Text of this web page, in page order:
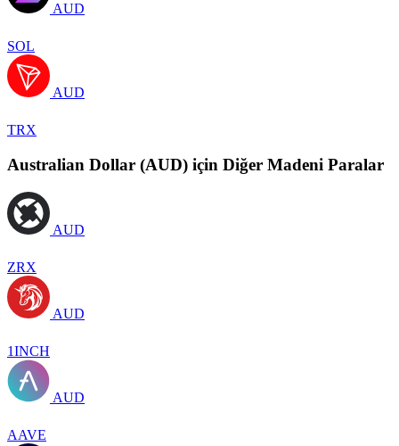
AUD
SOL
AUD
TRX
Australian Dollar (AUD) için Diğer Madeni Paralar
AUD
ZRX
AUD
1INCH
AUD
AAVE